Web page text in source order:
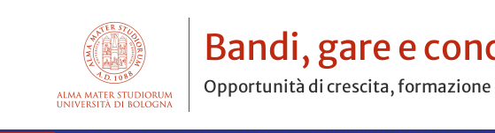
Bandi, gare e
Opportunità di crescita,